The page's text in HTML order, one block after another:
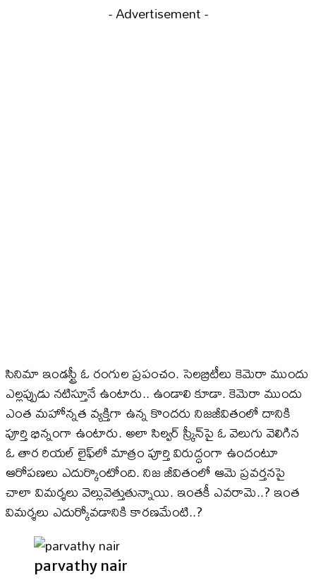
- Advertisement -
సినిమా ఇండస్ట్రీ ఓ రంగుల ప్రపంచం. సెలబ్రిటీలు కెమెరా ముందు
ఎల్లప్పుడు నటిస్తూనే ఉంటారు.. ఉండాలి కూడా. కెమెరా ముందు
ఎంత మహోన్నత వ్యక్తిగా ఉన్న కొందరు నిజజీవితంలో దానికి
పూర్తి భిన్నంగా ఉంటారు. అలా సిల్వర్ స్క్రీన్‌పై ఓ వెలుగు వెలిగిన
ఓ తార రియల్ లైఫ్‌లో మాత్రం పూర్తి విరుద్ధంగా ఉందంటూ
ఆరోపణలు ఎదుర్కొంటోంది. నిజ జీవితంలో ఆమె ప్రవర్తనపై
చాలా విమర్శలు వెల్లువెత్తుతున్నాయి. ఇంతకీ ఎవరామె..? ఇంత
విమర్శలు ఎదుర్కోవడానికి కారణమేంటి..?
parvathy nair